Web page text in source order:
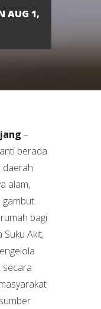
AUG 1,
–
berada
daerah
alam,
bagi
Akit,
secara